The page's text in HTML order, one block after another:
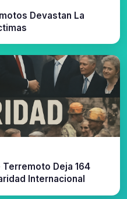
Devastan La
Deja 164
Internacional